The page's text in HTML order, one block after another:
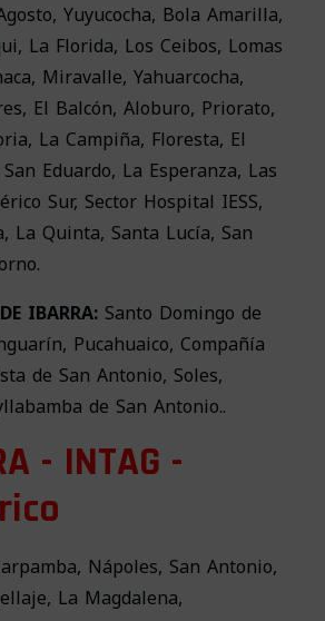
Yuyucocha, Bola Amarilla,
La Florida, Los Ceibos, Lomas
Miravalle, Yahuarcocha,
El Balcón, Aloburo, Priorato,
La Campiña, Floresta, El
Eduardo, La Esperanza, Las
Sur, Sector Hospital IESS,
La Quinta, Santa Lucía, San
IBARRA: Santo Domingo de
Pucahuaico, Compañía
de San Antonio, Soles,
de San Antonio..
- INTAG -
Nápoles, San Antonio,
La Magdalena,